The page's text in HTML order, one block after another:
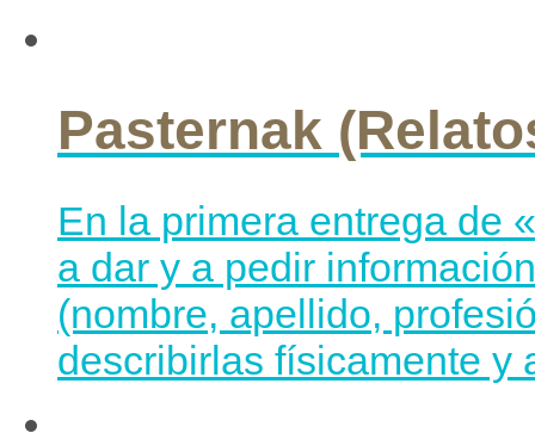
Pasternak
En la primera entrega de
a dar y a pedir
(nombre, apellido,
describirlas físicamente y